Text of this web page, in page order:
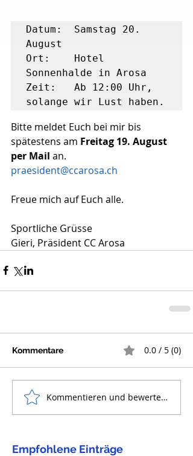
Datum:  Samstag 20.
August
Ort:    Hotel
Sonnenhalde in Arosa
Zeit:   Ab 12:00 Uhr,
solange wir Lust haben.
Bitte meldet Euch bei mir bis
spätestens am Freitag 19. August
per Mail an.
praesident@ccarosa.ch
Freue mich auf Euch alle.
Sportliche Grüsse
Gieri, Präsident CC Arosa
Kommentare 0.0 / 5 (0)
Kommentieren und bewerten...
Empfohlene Einträge